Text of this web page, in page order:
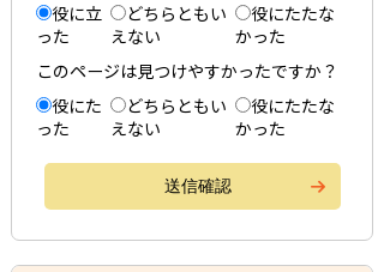
役に立
った
どちらともい
えない
役にたたな
かった
このページは見つけやすかったですか？
役にた
った
どちらともい
えない
役にたたな
かった